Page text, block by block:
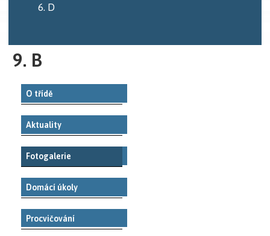
6. D
9. B
O třídě
Aktuality
Fotogalerie
Domácí úkoly
Procvičování